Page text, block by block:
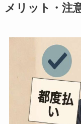
メリット・注